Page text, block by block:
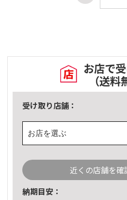
お店で
（送料
受け取り店舗：
お店を選ぶ
近くの店舗を確
納期目安：